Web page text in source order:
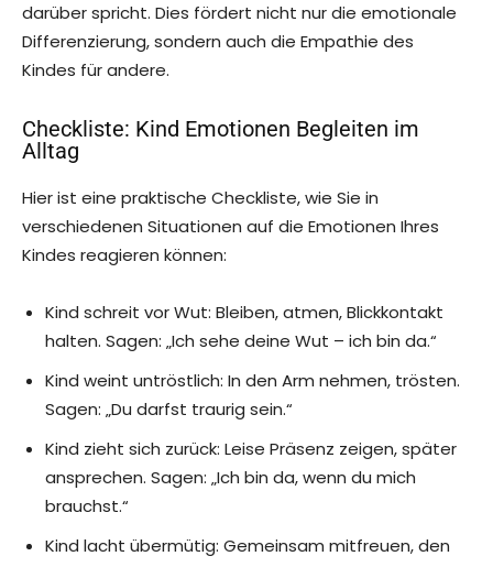
darüber spricht. Dies fördert nicht nur die emotionale
Differenzierung, sondern auch die Empathie des
Kindes für andere.
Checkliste: Kind Emotionen Begleiten im
Alltag
Hier ist eine praktische Checkliste, wie Sie in
verschiedenen Situationen auf die Emotionen Ihres
Kindes reagieren können:
Kind schreit vor Wut: Bleiben, atmen, Blickkontakt
halten. Sagen: „Ich sehe deine Wut – ich bin da.“
Kind weint untröstlich: In den Arm nehmen, trösten.
Sagen: „Du darfst traurig sein.“
Kind zieht sich zurück: Leise Präsenz zeigen, später
ansprechen. Sagen: „Ich bin da, wenn du mich
brauchst.“
Kind lacht übermütig: Gemeinsam mitfreuen, den